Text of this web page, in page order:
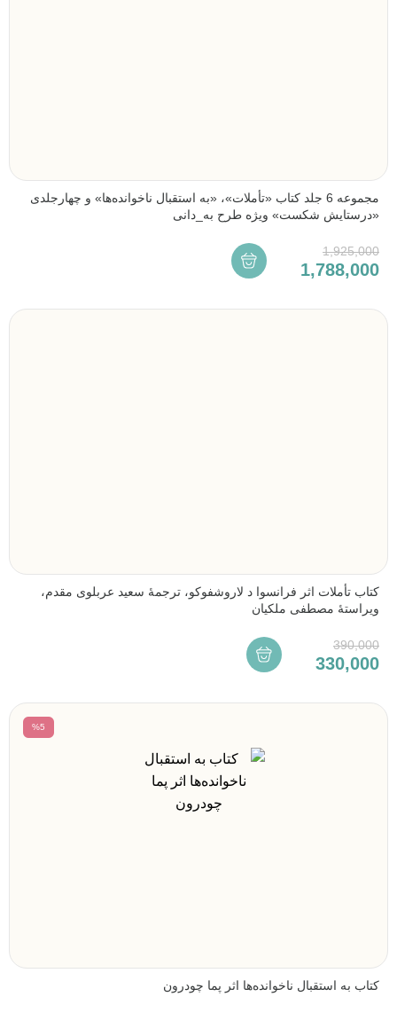
مجموعه 6 جلد کتاب «تأملات»، «به استقبال ناخوانده‌ها» و چهارجلدی
«درستایش شکست» ویژه طرح به_دانی
1,925,000
1,788,000
کتاب تأملات اثر فرانسوا د لاروشفوکو، ترجمۀ سعید عربلوی مقدم،
ویراستۀ مصطفی ملکیان
390,000
330,000
%5
کتاب به استقبال ناخوانده‌ها اثر پما چودرون